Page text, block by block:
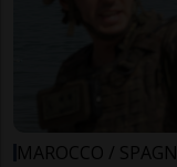
MAROCCO /